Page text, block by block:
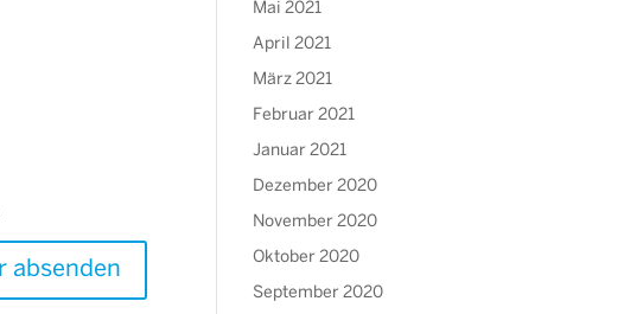
Mai 2021
April 2021
März 2021
Februar 2021
Januar 2021
Dezember 2020
November 2020
Oktober 2020
September 2020